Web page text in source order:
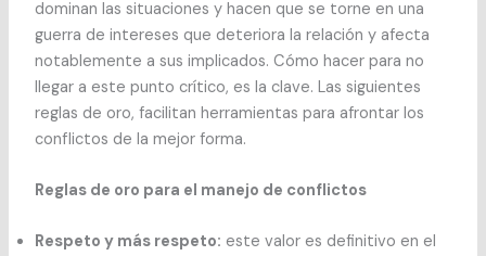
dominan las situaciones y hacen que se torne en una
guerra de intereses que deteriora la relación y afecta
notablemente a sus implicados. Cómo hacer para no
llegar a este punto crítico, es la clave. Las siguientes
reglas de oro, facilitan herramientas para afrontar los
conflictos de la mejor forma.
Reglas de oro para el manejo de conflictos
Respeto y más respeto: este valor es definitivo en el